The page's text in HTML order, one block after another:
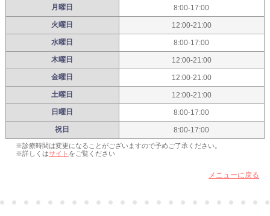
月曜日 8:00-17:00
火曜日 12:00-21:00
水曜日 8:00-17:00
木曜日 12:00-21:00
金曜日 12:00-21:00
土曜日 12:00-21:00
日曜日 8:00-17:00
祝日 8:00-17:00
※診療時間は変更になることがございますので予めご了承ください。
※詳しくはサイト をご覧ください
メニューに戻る